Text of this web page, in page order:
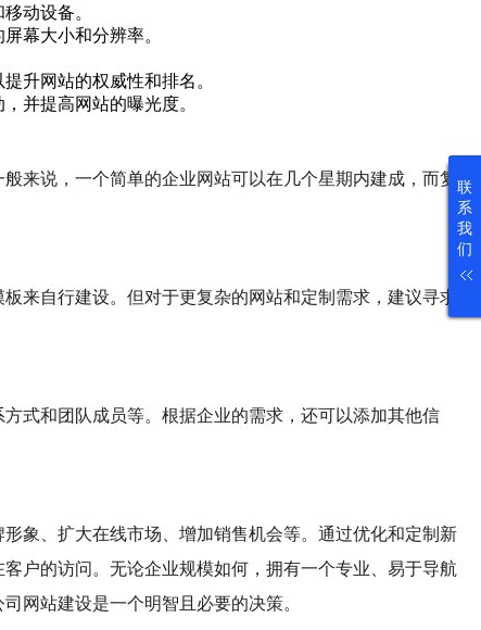
联
系
我
们
动设备。
幕大小和分辨率。
升网站的权威性和排名。
并提高网站的曝光度。
来说，一个简单的企业网站可以在几个星期内建成，而复
来自行建设。但对于更复杂的网站和定制需求，建议寻求
式和团队成员等。根据企业的需求，还可以添加其他信
象、扩大在线市场、增加销售机会等。通过优化和定制新
户的访问。无论企业规模如何，拥有一个专业、易于导航
网站建设是一个明智且必要的决策。